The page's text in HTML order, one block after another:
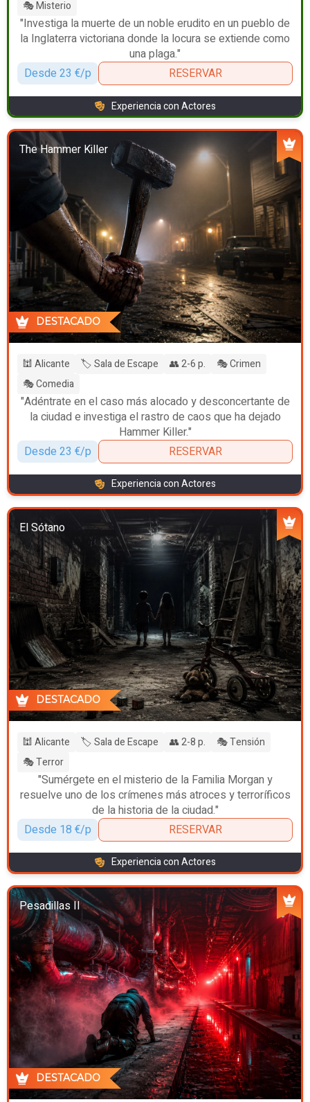
🎭 Misterio
"Investiga la muerte de un noble erudito en un pueblo de
la Inglaterra victoriana donde la locura se extiende como
una plaga."
Desde 23 €/p
RESERVAR
Experiencia con Actores
The Hammer Killer
DESTACADO
🕍 Alicante 🏷️ Sala de Escape 👥 2-6 p.
🎭 Crimen
🎭 Comedia
"Adéntrate en el caso más alocado y desconcertante de
la ciudad e investiga el rastro de caos que ha dejado
Hammer Killer."
Desde 23 €/p
RESERVAR
Experiencia con Actores
El Sótano
DESTACADO
🕍 Alicante 🏷️ Sala de Escape 👥 2-8 p.
🎭 Tensión
🎭 Terror
"Sumérgete en el misterio de la Familia Morgan y
resuelve uno de los crímenes más atroces y terroríficos
de la historia de la ciudad."
Desde 18 €/p
RESERVAR
Experiencia con Actores
Pesadillas II
DESTACADO